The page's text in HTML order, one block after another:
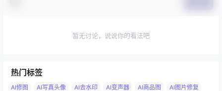
暂无讨论，说说你的看法吧
热门标签
AI修图 AI写真头像 AI去水印 AI变声器 AI商品图
AI图片修复